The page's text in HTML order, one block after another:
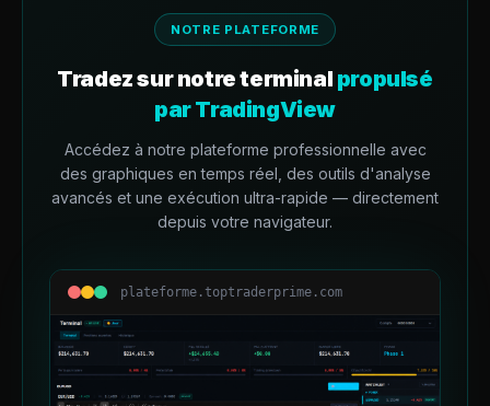
NOTRE PLATEFORME
Tradez sur notre terminal propulsé
par TradingView
Accédez à notre plateforme professionnelle avec
des graphiques en temps réel, des outils d'analyse
avancés et une exécution ultra-rapide — directement
depuis votre navigateur.
plateforme.toptraderprime.com